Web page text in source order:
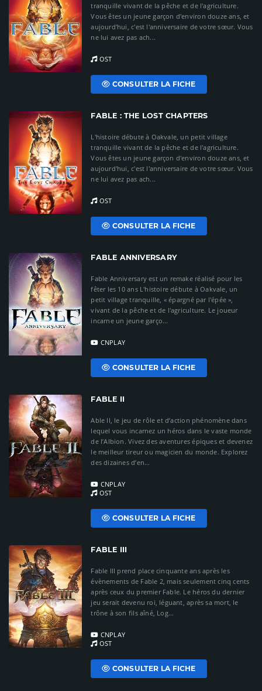
tranquille vivant de la pêche et de l'agriculture.
Vous êtes un jeune garçon d'environ douze ans, et
aujourd'hui, c'est l'anniversaire de votre sœur. Vous
ne lui avez pas ach...
OST
CONSULTER LA FICHE
FABLE : THE LOST CHAPTERS
L'histoire débute à Oakvale, un petit village
tranquille vivant de la pêche et de l'agriculture.
Vous êtes un jeune garçon d'environ douze ans, et
aujourd'hui, c'est l'anniversaire de votre sœur. Vous
ne lui avez pas ach...
OST
CONSULTER LA FICHE
FABLE ANNIVERSARY
Fable Anniversary est un remake réalisé pour les
fêter les 10 ans L'histoire débute à Oakvale, un
petit village tranquille, « épargné par l'épée »,
vivant de la pêche et de l'agriculture. Le joueur
incarne un jeune garço...
CNPLAY
CONSULTER LA FICHE
FABLE II
Able II, le jeu de rôle et d’action phénomène dans
lequel vous incarnez un héros dans le vaste monde
de l’Albion. Vivez des aventures épiques et devenez
le meilleur tireur ou magicien du monde. Explorez
des dizaines d’en...
CNPLAY
OST
CONSULTER LA FICHE
FABLE III
Fable III prend place cinquante ans après les
évènements de Fable 2, mais seulement cinq cents
après ceux du premier Fable. Le héros du dernier
jeu serait devenu roi, léguant, après sa mort, le
trône à son fils aîné, Log...
CNPLAY
OST
CONSULTER LA FICHE